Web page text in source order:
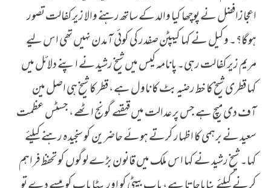
اعجازافضل نے پوچھا کیا والد کے ساتھ رہنے والا زیرکفالت تصور
ہوگا؟۔ وکیل نے کہا کیپٹن صفدر کی کوئی آمدن نہیں تھی اس لیے
مریم زیرکفالت رہی۔ پانامہ کیس میں شیخ رشید نے اپنے دلائل میں
کہا قطری شیخ کا خط رضیہ بٹ کا ناول ہے، قطر کا شیخ ہی اصل مین
آف دی میچ ہے جس پر عدالت میں قہقہے گونج اٹھے، جسٹس عظمت
سعید نے برہمی کا اظہار کرتے ہوئے حاضرین کوسنجیدہ رہنے کیلئے
کہا۔ شیخ رشید نے کہا اس ملک میں قانون بڑے لوگوں کو تحفظ فراہم